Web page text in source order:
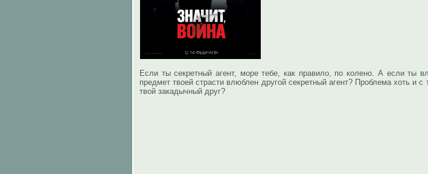
Если ты секретный агент, море тебе, как правило, по колено. А если ты
предмет твоей страсти влюблен другой секретный агент? Проблема хоть
твой закадычный друг?